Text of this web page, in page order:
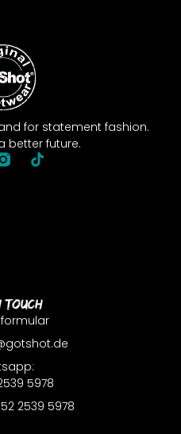
for statement fashion.
better future.
Touch
5978
2539 5978